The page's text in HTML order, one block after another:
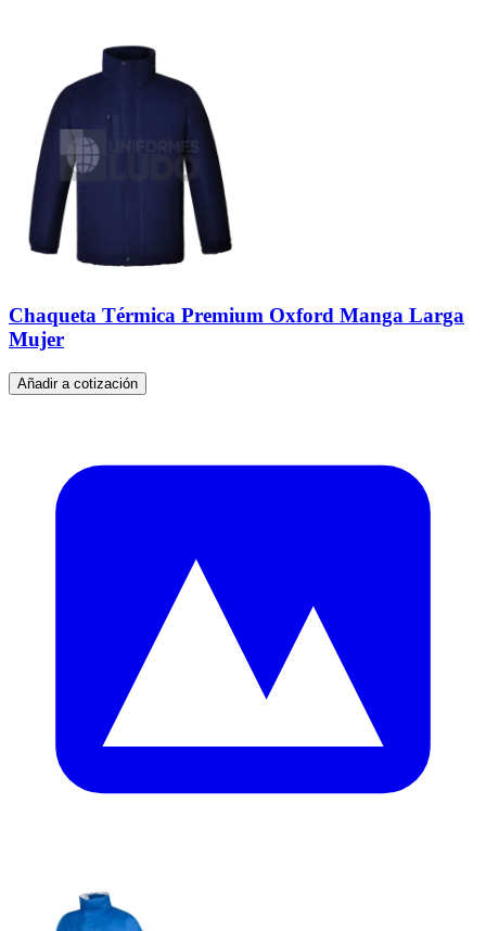
Chaqueta Térmica Premium Oxford Manga Larga
Mujer
Añadir a cotización